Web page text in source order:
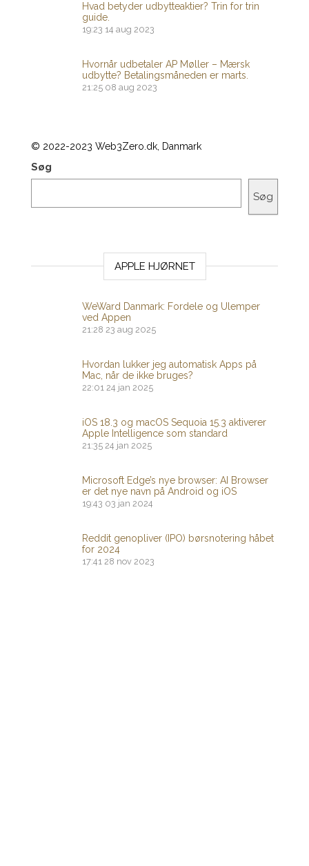
Hvad betyder udbytteaktier? Trin for trin
guide.
19:23 14 aug 2023
Hvornår udbetaler AP Møller – Mærsk
udbytte? Betalingsmåneden er marts.
21:25 08 aug 2023
© 2022-2023 Web3Zero.dk, Danmark
Søg
Søg
APPLE HJØRNET
WeWard Danmark: Fordele og Ulemper
ved Appen
21:28 23 aug 2025
Hvordan lukker jeg automatisk Apps på
Mac, når de ikke bruges?
22:01 24 jan 2025
iOS 18.3 og macOS Sequoia 15.3 aktiverer
Apple Intelligence som standard
21:35 24 jan 2025
Microsoft Edge’s nye browser: AI Browser
er det nye navn på Android og iOS
19:43 03 jan 2024
Reddit genopliver (IPO) børsnotering håbet
for 2024
17:41 28 nov 2023